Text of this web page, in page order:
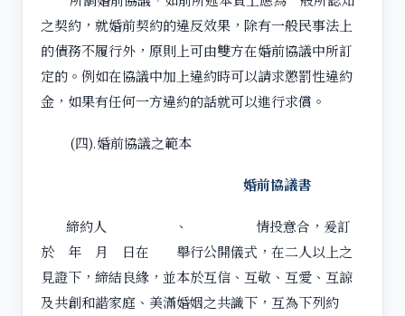
之契約，就婚前契約的違反效果，除有一般民事法上
的債務不履行外，原則上可由雙方在婚前協議中所訂
定的。例如在協議中加上違約時可以請求懲罰性違約
金，如果有任何一方違約的話就可以進行求償。
(四).婚前協議之範本
婚前協議書
締約人 、 情投意合，爰訂
於 年 月 日在 舉行公開儀式，在二人以上之
見證下，締結良緣，並本於互信、互敬、互愛、互諒
及共創和諧家庭、美滿婚姻之共識下，互為下列約